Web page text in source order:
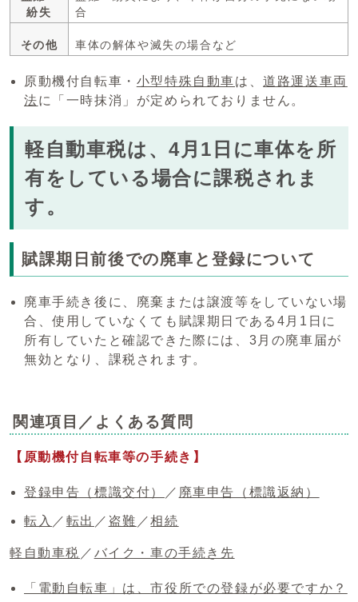
紛失
合
その他 車体の解体や滅失の場合など
原動機付自転車・ 小型特殊自動車は、道路運送車両
法に「一時抹消」が定められておりません。
軽自動車税は、4月1日に車体を所
有をしている場合に課税されま
す。
賦課期日前後での廃車と登録について
廃車手続き後に、廃棄または譲渡等をしていない場
合、使用していなくても賦課期日である4月1日に
所有していたと確認できた際には、3月の廃車届が
無効となり、課税されます。
関連項目／よくある質問
【原動機付自転車等の手続き】
登録申告（標識交付） ／ 廃車申告（標識返納）
転入 ／ 転出 ／ 盗難 ／相続
軽自動車税 ／ バイク・車の手続き先
「電動自転車」は、市役所での登録が必要ですか？